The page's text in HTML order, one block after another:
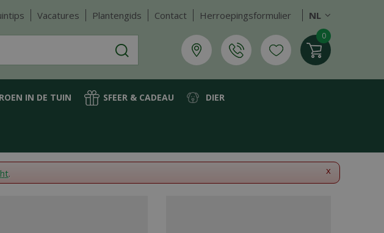
Vacatures Plantengids Contact Herroepingsformulier NL
IN DE TUIN SFEER & CADEAU DIER
x
.